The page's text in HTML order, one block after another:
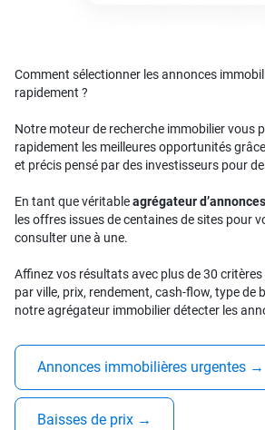
Comment sélectionner les annonces
rapidement ?
Notre moteur de recherche immobilier vous
rapidement les meilleures opportunités
et précis pensé par des investisseurs pour
En tant que véritableagrégateur
les offres issues de centaines de sites pour
consulter une à une.
Affinez vos résultats avec plus de 30
par ville, prix, rendement, cash-flow, type de
notre agrégateur immobilier détecter les
Annonces immobilières urgentes →
Baisses de prix →